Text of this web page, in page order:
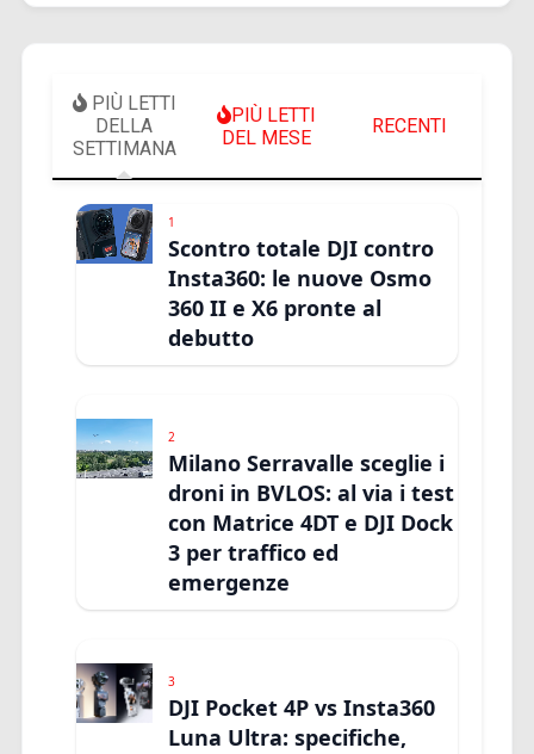
PIÙ LETTI
DELLA
SETTIMANA
PIÙ LETTI
DEL MESE
RECENTI
1
Scontro totale DJI contro
Insta360: le nuove Osmo
360 II e X6 pronte al
debutto
2
Milano Serravalle sceglie i
droni in BVLOS: al via i test
con Matrice 4DT e DJI Dock
3 per traffico ed
emergenze
3
DJI Pocket 4P vs Insta360
Luna Ultra: specifiche,